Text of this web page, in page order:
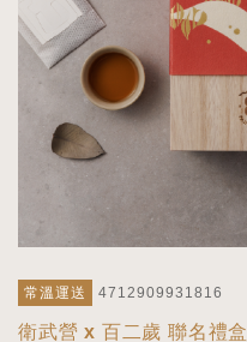
常溫運送 4712909931816
衛武營 x 百二歲 聯名禮盒